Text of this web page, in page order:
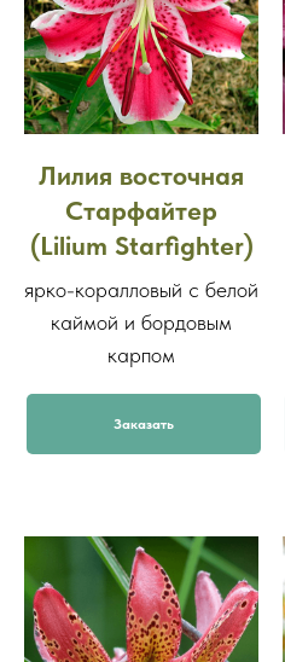
Лилия восточная
Старфайтер
(Lilium Starfighter)
ярко-коралловый с белой
каймой и бордовым
карпом
Заказать